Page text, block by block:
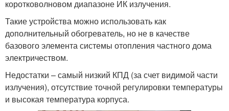
коротковолновом диапазоне ИК излучения.
Такие устройства можно использовать как
дополнительный обогреватель, но не в качестве
базового элемента системы отопления частного дома
электричеством.
Недостатки – самый низкий КПД (за счет видимой части
излучения), отсутствие точной регулировки температуры
и высокая температура корпуса.